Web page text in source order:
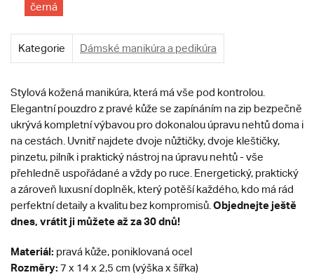
černá
Kategorie Dámské manikúra a pedikúra
Stylová kožená manikúra, která má vše pod kontrolou.
Elegantní pouzdro z pravé kůže se zapínáním na zip bezpečně
ukrývá kompletní výbavou pro dokonalou úpravu nehtů doma i
na cestách. Uvnitř najdete dvoje nůžtičky, dvoje kleštičky,
pinzetu, pilník i praktický nástroj na úpravu nehtů - vše
přehledně uspořádané a vždy po ruce. Energetický, praktický
a zároveň luxusní doplněk, který potěší každého, kdo má rád
perfektní detaily a kvalitu bez kompromisů. Objednejte ještě
dnes, vrátit ji můžete až za 30 dnů!
Materiál: pravá kůže, poniklovaná ocel
Rozměry: 7 x 14 x 2,5 cm (výška x šířka)